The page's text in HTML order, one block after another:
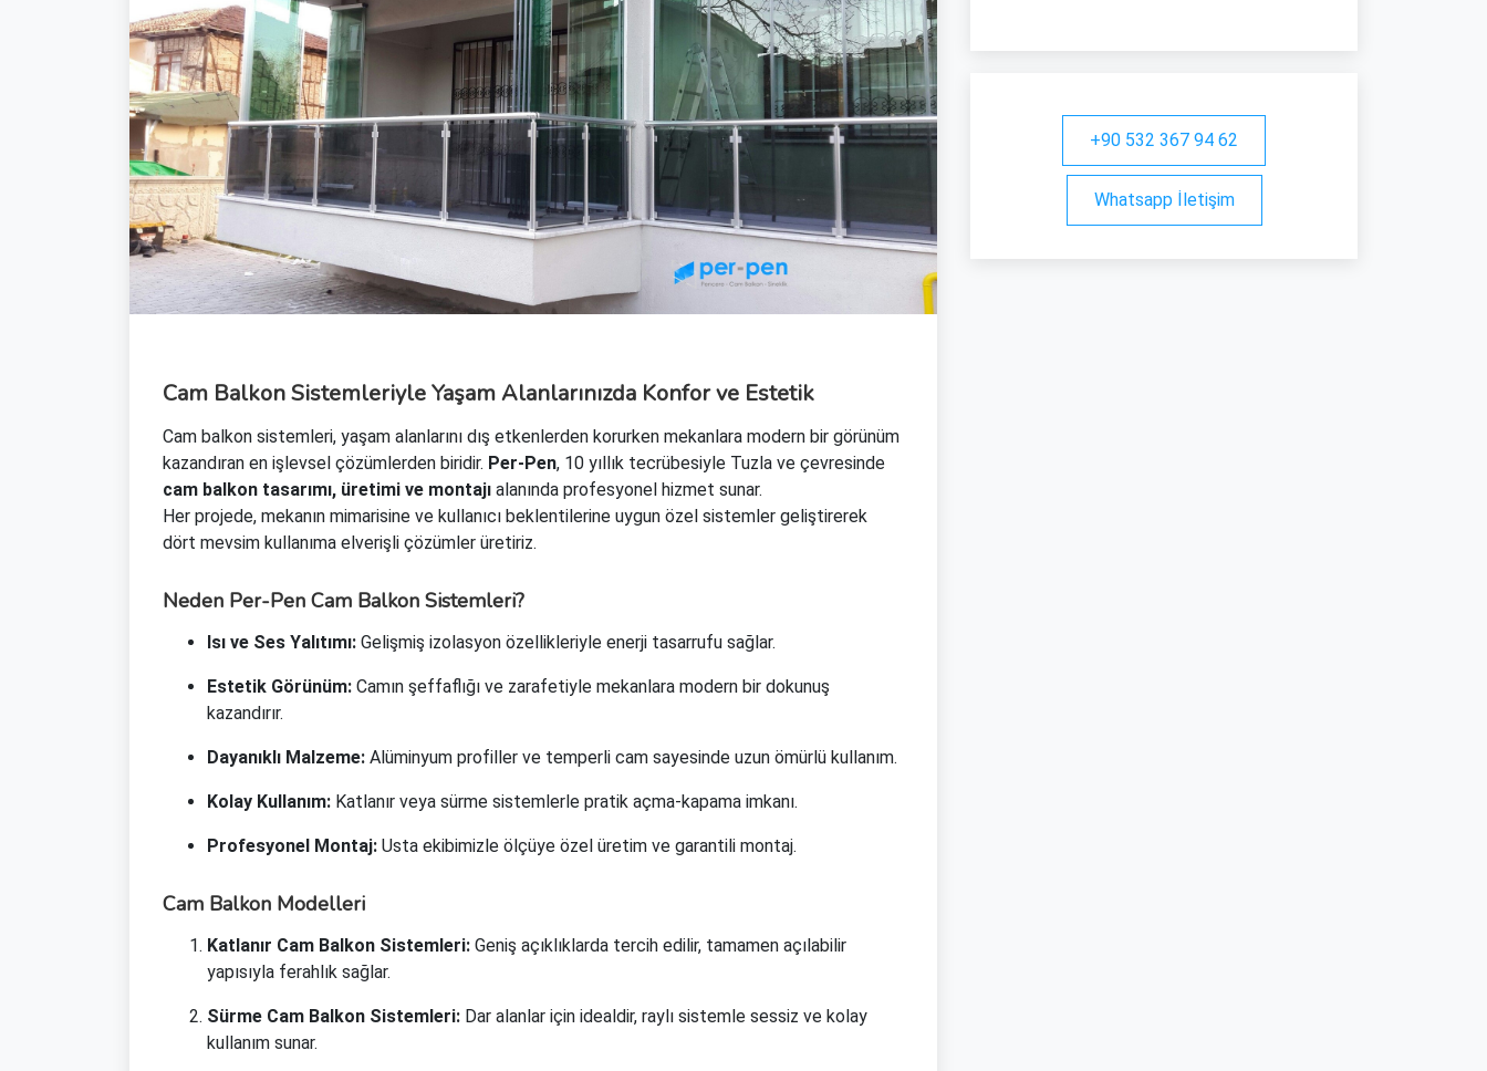
Cam Balkon Sistemleriyle Yaşam Alanlarınızda Konfor ve Estetik
Cam balkon sistemleri, yaşam alanlarını dış etkenlerden korurken mekanlara modern bir görünüm
kazandıran en işlevsel çözümlerden biridir. Per-Pen, 10 yıllık tecrübesiyle Tuzla ve çevresinde
cam balkon tasarımı, üretimi ve montajı alanında profesyonel hizmet sunar.
Her projede, mekanın mimarisine ve kullanıcı beklentilerine uygun özel sistemler geliştirerek
dört mevsim kullanıma elverişli çözümler üretiriz.
Neden Per-Pen Cam Balkon Sistemleri?
Isı ve Ses Yalıtımı: Gelişmiş izolasyon özellikleriyle enerji tasarrufu sağlar.
Estetik Görünüm: Camın şeffaflığı ve zarafetiyle mekanlara modern bir dokunuş
kazandırır.
Dayanıklı Malzeme: Alüminyum profiller ve temperli cam sayesinde uzun ömürlü kullanım.
Kolay Kullanım: Katlanır veya sürme sistemlerle pratik açma-kapama imkanı.
Profesyonel Montaj: Usta ekibimizle ölçüye özel üretim ve garantili montaj.
Cam Balkon Modelleri
Katlanır Cam Balkon Sistemleri: Geniş açıklıklarda tercih edilir, tamamen açılabilir
yapısıyla ferahlık sağlar.
Sürme Cam Balkon Sistemleri: Dar alanlar için idealdir, raylı sistemle sessiz ve kolay
kullanım sunar.
+90 532 367 94 62
Whatsapp İletişim